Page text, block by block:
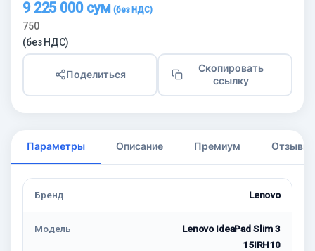
9 225 000 сум
750
(без НДС)
Поделиться
Скопировать
ссылку
Параметры Описание Премиум Отзывы
Бренд Lenovo
Модель
Lenovo IdeaPad Slim 3
15IRH10